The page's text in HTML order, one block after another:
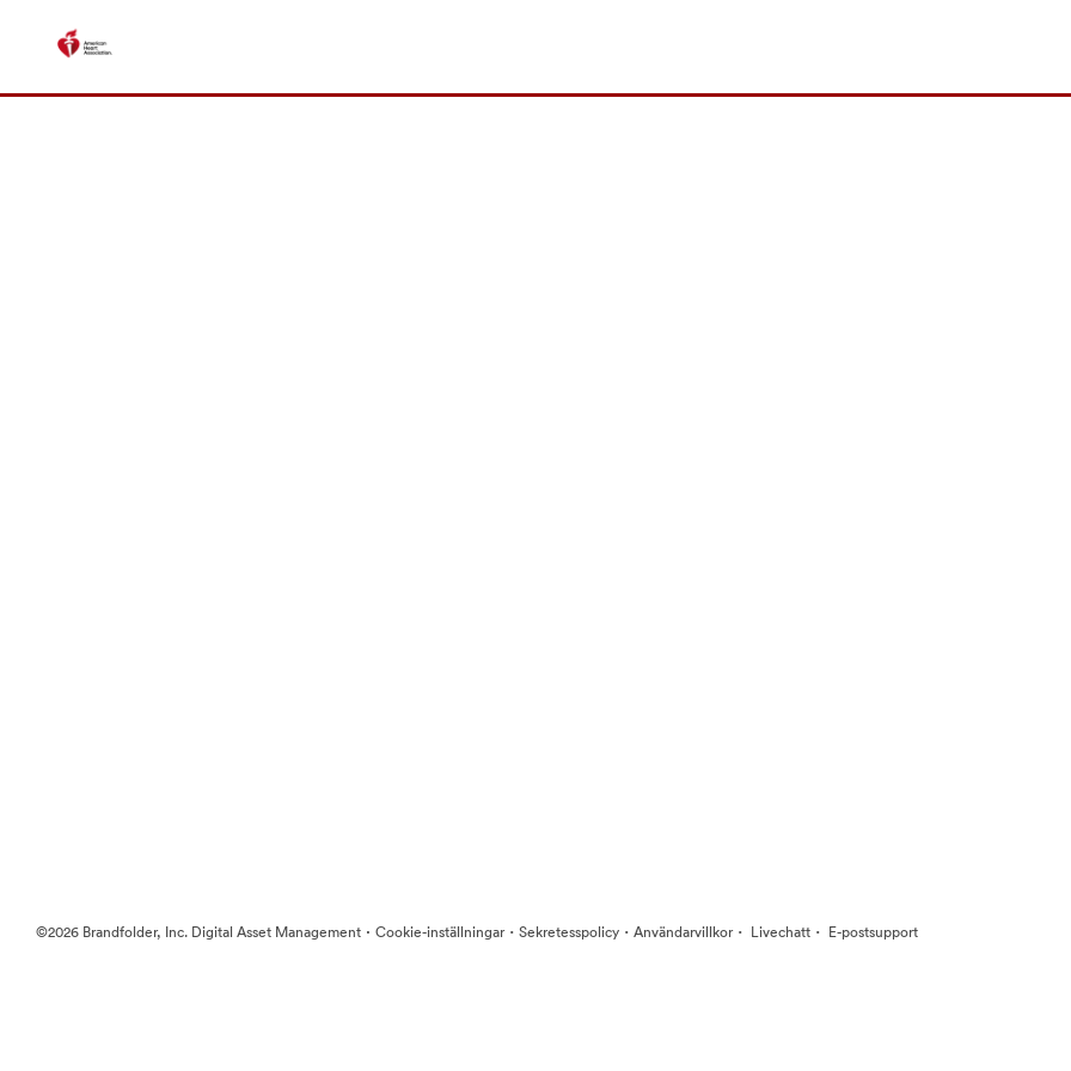
©2026 Brandfolder, Inc. Digital Asset Management · Cookie-inställningar· Sekretesspolicy · Användarvillkor· Livechatt · E-postsupport